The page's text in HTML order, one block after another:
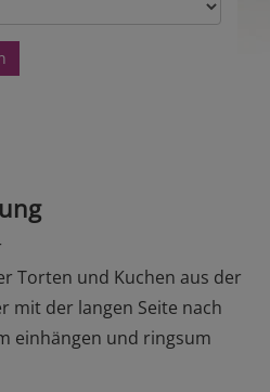
Torten und Kuchen aus der
mit der langen Seite nach
einhängen und ringsum